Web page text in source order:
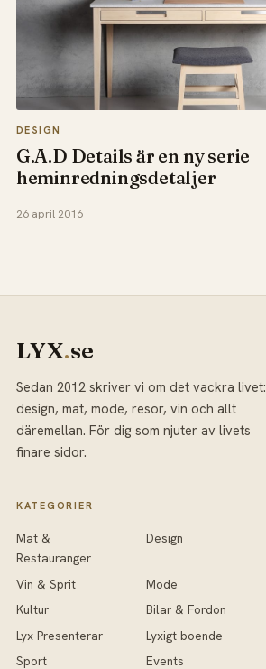
DESIGN
G.A.D Details är en ny serie
heminredningsdetaljer
26 april 2016
LYX.se
Sedan 2012 skriver vi om det vackra livet:
design, mat, mode, resor, vin och allt
däremellan. För dig som njuter av livets
finare sidor.
KATEGORIER
Mat &
Restauranger
Design
Vin & Sprit Mode
Kultur
Bilar & Fordon
Lyx Presenterar
Lyxigt boende
Sport
Events